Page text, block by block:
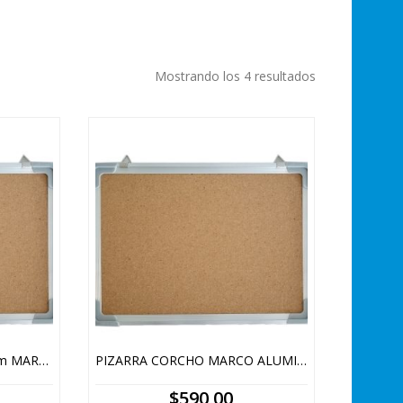
Mostrando los 4 resultados
PIZARRA CORCHO 60X80cm MARCO ALUMINIO PIZARRA CORCHO MARCO ALUMINIO 40X60cm
$590,00